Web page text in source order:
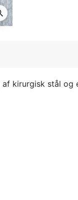
kirurgisk stål og